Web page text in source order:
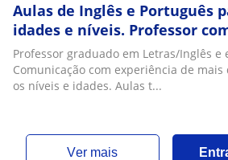
Aulas de Inglês e Português
idades e níveis. Professor
experiência
Professor graduado em Letras/Inglês e
Comunicação com experiência de mais
os níveis e idades. Aulas t...
ver mais